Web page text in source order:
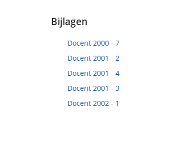
Bijlagen
Docent 2000 - 7
Docent 2001 - 2
Docent 2001 - 4
Docent 2001 - 3
Docent 2002 - 1